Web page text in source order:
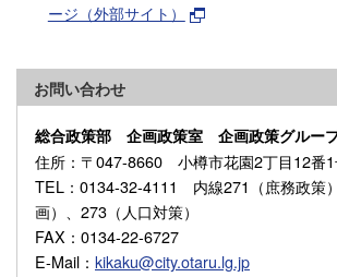
ージ（外部サイト）
お問い合わせ
総合政策部 企画政策室 企画政策グルー
住所 ：〒047-8660 小樽市花園2丁目12番
TEL ：0134-32-4111 内線271（庶務政策
画）、273（人口対策）
FAX ：0134-22-6727
E-Mail ： kikaku@city.otaru.lg.jp